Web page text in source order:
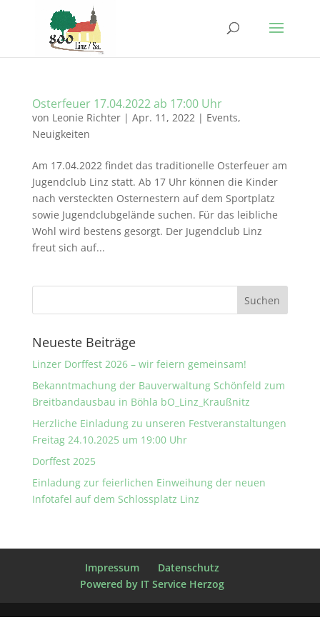
Osterfeuer 17.04.2022 ab 17:00 Uhr
von Leonie Richter| Apr. 11, 2022| Events,
Neuigkeiten
Am 17.04.2022 findet das traditionelle Osterfeuer am
Jugendclub Linz statt. Ab 17 Uhr können die Kinder
nach versteckten Osternestern auf dem Sportplatz
sowie Jugendclubgelände suchen. Für das leibliche
Wohl wird bestens gesorgt. Der Jugendclub Linz
freut sich auf...
Neueste Beiträge
Linzer Dorffest 2026 – wir feiern gemeinsam!
Bekanntmachung der Bauverwaltung Schönfeld zum
Breitbandausbau in Böhla bO_Linz_Kraußnitz
Herzliche Einladung zu unseren Festveranstaltungen
Freitag 24.10.2025 um 19:00 Uhr
Dorffest 2025
Einladung zur feierlichen Einweihung der neuen
Infotafel auf dem Schlossplatz Linz
Impressum
Datenschutz
Powered by IT Service Herzog